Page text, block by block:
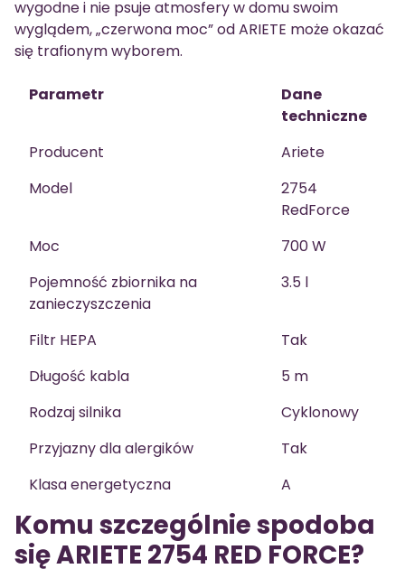
wygodne i nie psuje atmosfery w domu swoim
wyglądem, „czerwona moc” od ARIETE może okazać
się trafionym wyborem.
Parametr
Dane
techniczne
Producent
Ariete
Model
2754
RedForce
Moc
700 W
Pojemność zbiornika na
zanieczyszczenia
3.5 l
Filtr HEPA
Tak
Długość kabla
5 m
Rodzaj silnika
Cyklonowy
Przyjazny dla alergików
Tak
Klasa energetyczna
A
Komu szczególnie spodoba
się ARIETE 2754 RED FORCE?